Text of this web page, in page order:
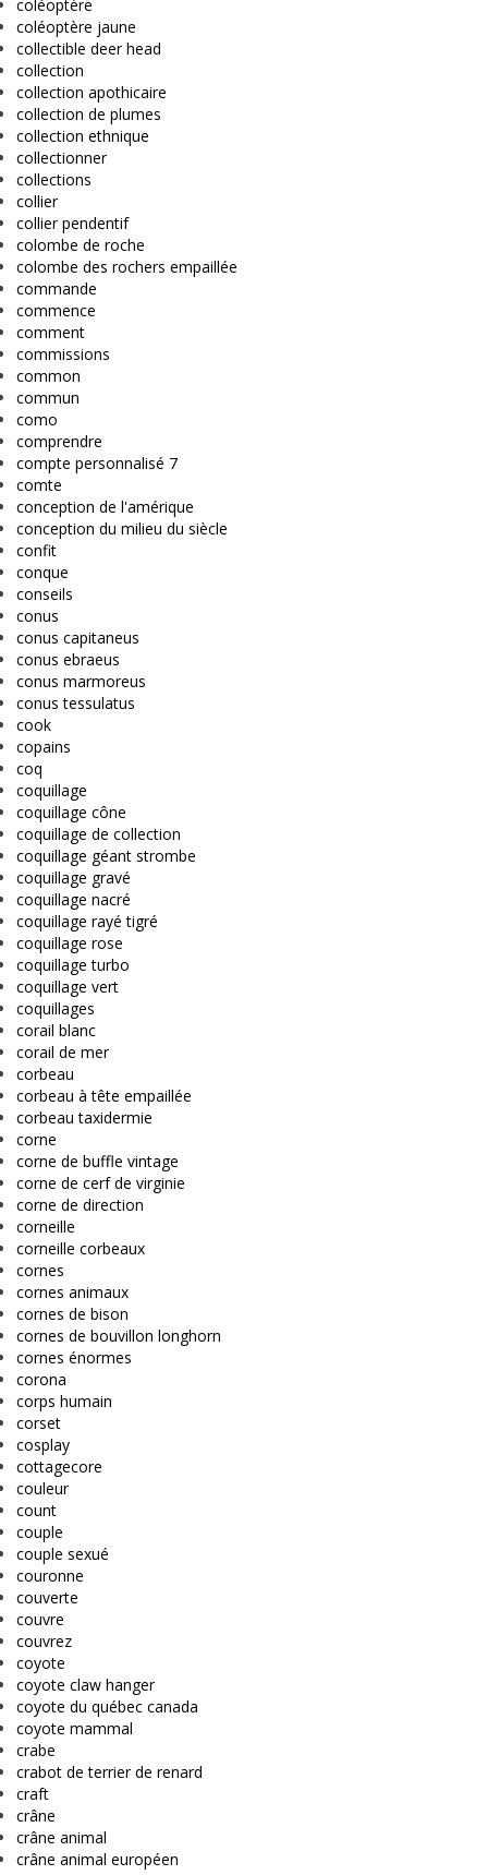
coléoptère
coléoptère jaune
collectible deer head
collection
collection apothicaire
collection de plumes
collection ethnique
collectionner
collections
collier
collier pendentif
colombe de roche
colombe des rochers empaillée
commande
commence
comment
commissions
common
commun
como
comprendre
compte personnalisé 7
comte
conception de l'amérique
conception du milieu du siècle
confit
conque
conseils
conus
conus capitaneus
conus ebraeus
conus marmoreus
conus tessulatus
cook
copains
coq
coquillage
coquillage cône
coquillage de collection
coquillage géant strombe
coquillage gravé
coquillage nacré
coquillage rayé tigré
coquillage rose
coquillage turbo
coquillage vert
coquillages
corail blanc
corail de mer
corbeau
corbeau à tête empaillée
corbeau taxidermie
corne
corne de buffle vintage
corne de cerf de virginie
corne de direction
corneille
corneille corbeaux
cornes
cornes animaux
cornes de bison
cornes de bouvillon longhorn
cornes énormes
corona
corps humain
corset
cosplay
cottagecore
couleur
count
couple
couple sexué
couronne
couverte
couvre
couvrez
coyote
coyote claw hanger
coyote du québec canada
coyote mammal
crabe
crabot de terrier de renard
craft
crâne
crâne animal
crâne animal européen